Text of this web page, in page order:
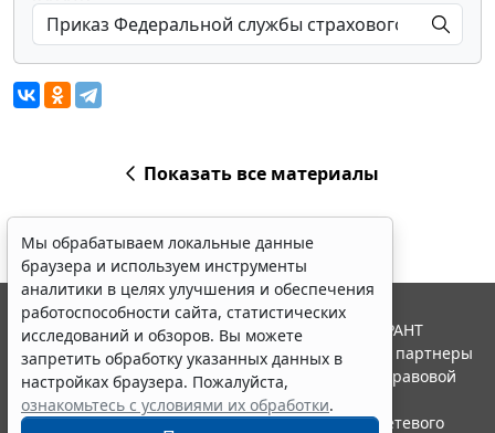
Показать все материалы
Мы обрабатываем локальные данные
браузера и используем инструменты
аналитики в целях улучшения и обеспечения
работоспособности сайта, статистических
исследований и обзоров. Вы можете
запретить обработку указанных данных в
настройках браузера. Пожалуйста,
ознакомьтесь с условиями их обработки.
© ООО "НПП "ГАРАНТ-СЕРВИС", 2026. Система ГАРАНТ
выпускается с 1990 года. Компания "Гарант" и ее партнеры
являются участниками Российской ассоциации правовой
информации ГАРАНТ.
Портал ГАРАНТ.РУ зарегистрирован в качестве сетевого